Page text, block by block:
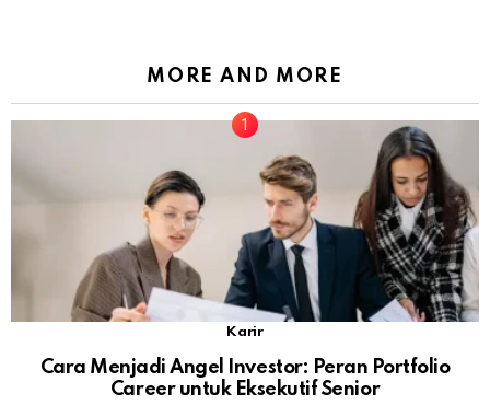
MORE AND MORE
Karir
Cara Menjadi Angel Investor: Peran Portfolio
Career untuk Eksekutif Senior